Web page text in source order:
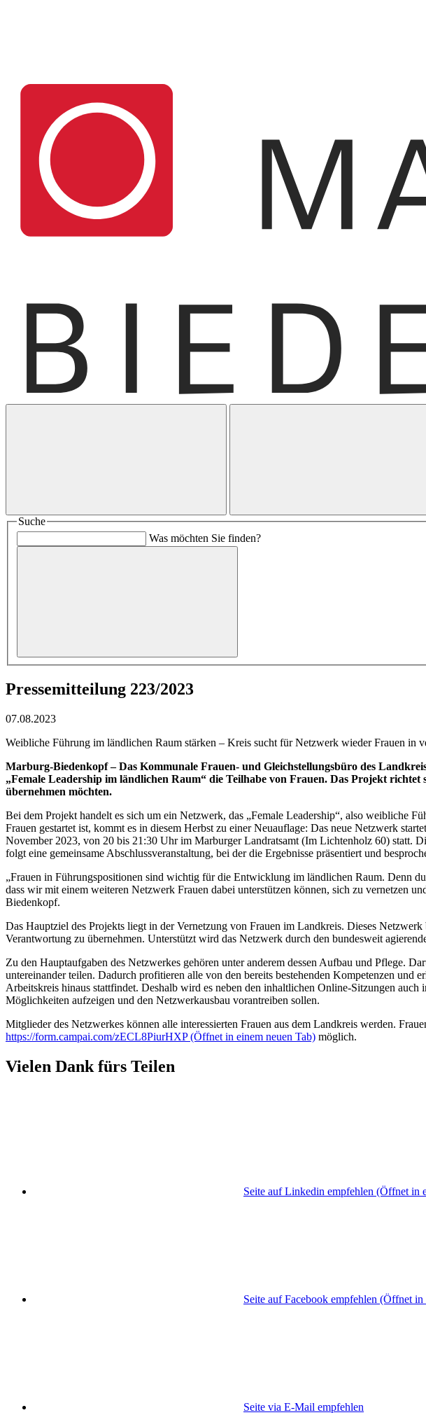
Suche
Was möchten Sie finden?
Pressemitteilung 223/2023
07.08.2023
Weibliche Führung im ländlichen Raum stärken – Kreis sucht für Netzwerk wieder Frauen in
Marburg-Biedenkopf – Das Kommunale Frauen- und Gleichstellungsbüro des
„Female Leadership im ländlichen Raum“ die Teilhabe von Frauen. Das Projekt
übernehmen möchten.
Bei dem Projekt handelt es sich um ein Netzwerk, das „Female Leadership“, also weibliche
Frauen gestartet ist, kommt es in diesem Herbst zu einer Neuauflage: Das neue Netzwerk
November 2023, von 20 bis 21:30 Uhr im Marburger Landratsamt (Im Lichtenholz 60) statt.
folgt eine gemeinsame Abschlussveranstaltung, bei der die Ergebnisse präsentiert und
„Frauen in Führungspositionen sind wichtig für die Entwicklung im ländlichen Raum. Denn
dass wir mit einem weiteren Netzwerk Frauen dabei unterstützen können, sich zu vernetzen
Biedenkopf.
Das Hauptziel des Projekts liegt in der Vernetzung von Frauen im Landkreis. Dieses
Verantwortung zu übernehmen. Unterstützt wird das Netzwerk durch den bundesweit
Zu den Hauptaufgaben des Netzwerkes gehören unter anderem dessen Aufbau und Pflege.
untereinander teilen. Dadurch profitieren alle von den bereits bestehenden Kompetenzen und
Arbeitskreis hinaus stattfindet. Deshalb wird es neben den inhaltlichen Online-Sitzungen
Möglichkeiten aufzeigen und den Netzwerkausbau vorantreiben sollen.
Mitglieder des Netzwerkes können alle interessierten Frauen aus dem Landkreis werden.
https://form.campai.com/zECL8PiurHXP(Öffnet in einem neuen Tab) möglich.
Vielen Dank fürs Teilen
Seite auf Linkedin empfehlen (Öffnet in
Seite auf Facebook empfehlen (Öffnet in
Seite via E-Mail empfehlen